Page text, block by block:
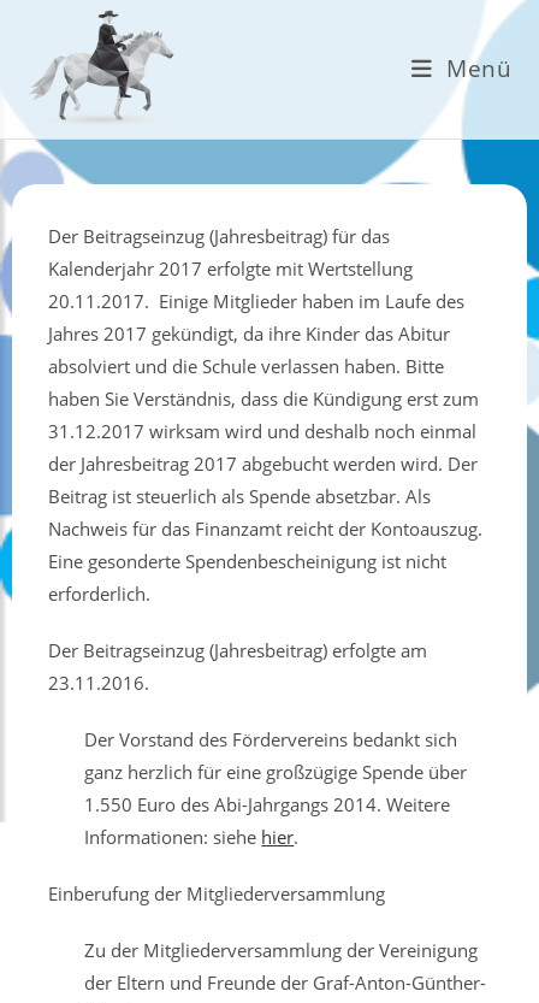
springen
Menü
Der Beitragseinzug (Jahresbeitrag) für das
Kalenderjahr 2017 erfolgte mit Wertstellung
20.11.2017. Einige Mitglieder haben im Laufe des
Jahres 2017 gekündigt, da ihre Kinder das Abitur
absolviert und die Schule verlassen haben. Bitte
haben Sie Verständnis, dass die Kündigung erst zum
31.12.2017 wirksam wird und deshalb noch einmal
der Jahresbeitrag 2017 abgebucht werden wird. Der
Beitrag ist steuerlich als Spende absetzbar. Als
Nachweis für das Finanzamt reicht der Kontoauszug.
Eine gesonderte Spendenbescheinigung ist nicht
erforderlich.
Der Beitragseinzug (Jahresbeitrag) erfolgte am
23.11.2016.
Der Vorstand des Fördervereins bedankt sich
ganz herzlich für eine großzügige Spende über
1.550 Euro des Abi-Jahrgangs 2014. Weitere
Informationen: siehe hier.
Einberufung der Mitgliederversammlung
Zu der Mitgliederversammlung der Vereinigung
der Eltern und Freunde der Graf-Anton-Günther-